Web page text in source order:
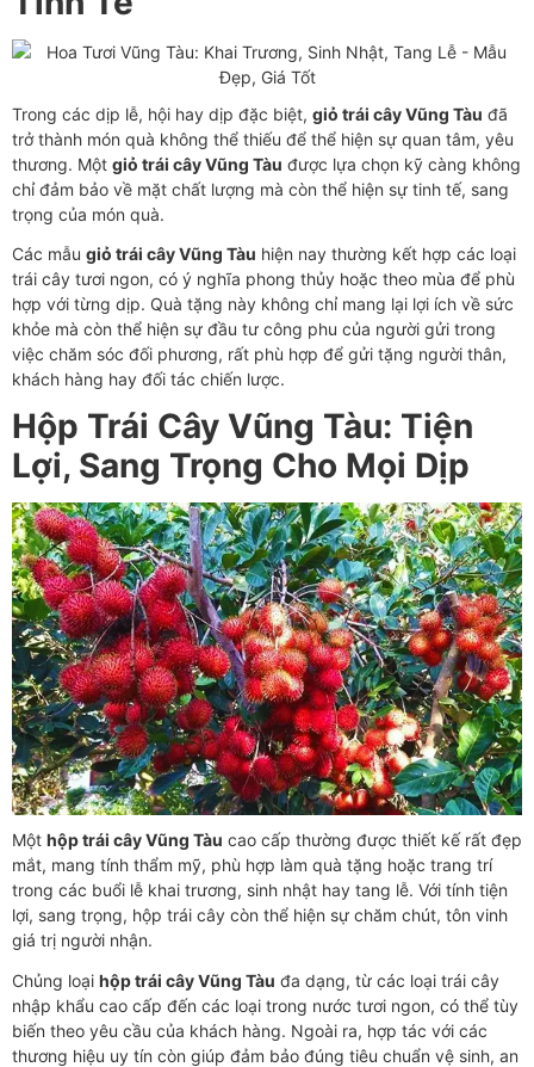
Trong các dịp lễ, hội hay dịp đặc biệt, giỏ trái cây Vũng Tàu đã
trở thành món quà không thể thiếu để thể hiện sự quan tâm, yêu
thương. Một giỏ trái cây Vũng Tàu được lựa chọn kỹ càng không
chỉ đảm bảo về mặt chất lượng mà còn thể hiện sự tinh tế, sang
trọng của món quà.
Các mẫu giỏ trái cây Vũng Tàu hiện nay thường kết hợp các loại
trái cây tươi ngon, có ý nghĩa phong thủy hoặc theo mùa để phù
hợp với từng dịp. Quà tặng này không chỉ mang lại lợi ích về sức
khỏe mà còn thể hiện sự đầu tư công phu của người gửi trong
việc chăm sóc đối phương, rất phù hợp để gửi tặng người thân,
khách hàng hay đối tác chiến lược.
Hộp Trái Cây Vũng Tàu: Tiện
Lợi, Sang Trọng Cho Mọi Dịp
Một hộp trái cây Vũng Tàu cao cấp thường được thiết kế rất đẹp
mắt, mang tính thẩm mỹ, phù hợp làm quà tặng hoặc trang trí
trong các buổi lễ khai trương, sinh nhật hay tang lễ. Với tính tiện
lợi, sang trọng, hộp trái cây còn thể hiện sự chăm chút, tôn vinh
giá trị người nhận.
Chủng loại hộp trái cây Vũng Tàu đa dạng, từ các loại trái cây
nhập khẩu cao cấp đến các loại trong nước tươi ngon, có thể tùy
biến theo yêu cầu của khách hàng. Ngoài ra, hợp tác với các
thương hiệu uy tín còn giúp đảm bảo đúng tiêu chuẩn vệ sinh, an